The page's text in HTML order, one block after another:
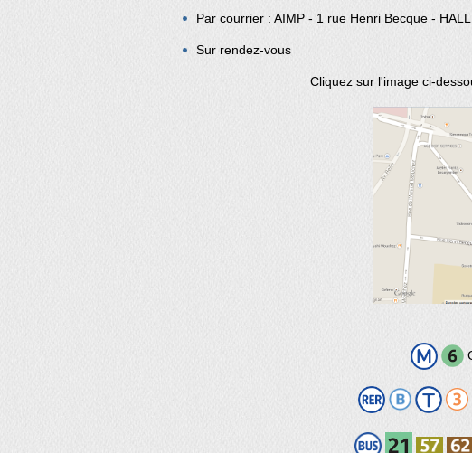
Par courrier : AIMP - 1 rue Henri Becque -
Sur rendez-vous
Cliquez sur l'image ci-